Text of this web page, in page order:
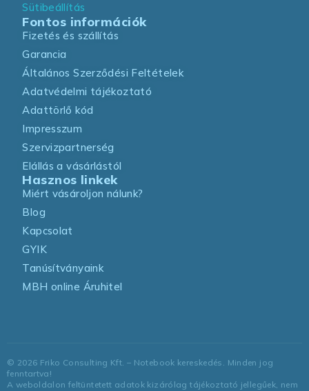
Sütibeállítás
Fontos információk
Fizetés és szállítás
Garancia
Általános Szerződési Feltételek
Adatvédelmi tájékoztató
Adattörlő kód
Impresszum
Szervizpartnerség
Elállás a vásárlástól
Hasznos linkek
Miért vásároljon nálunk?
Blog
Kapcsolat
GYIK
Tanúsítványaink
MBH online Áruhitel
© 2026 Friko Consulting Kft. – Notebook kereskedés. Minden jog
fenntartva!
A weboldalon feltüntetett adatok kizárólag tájékoztató jellegűek, nem